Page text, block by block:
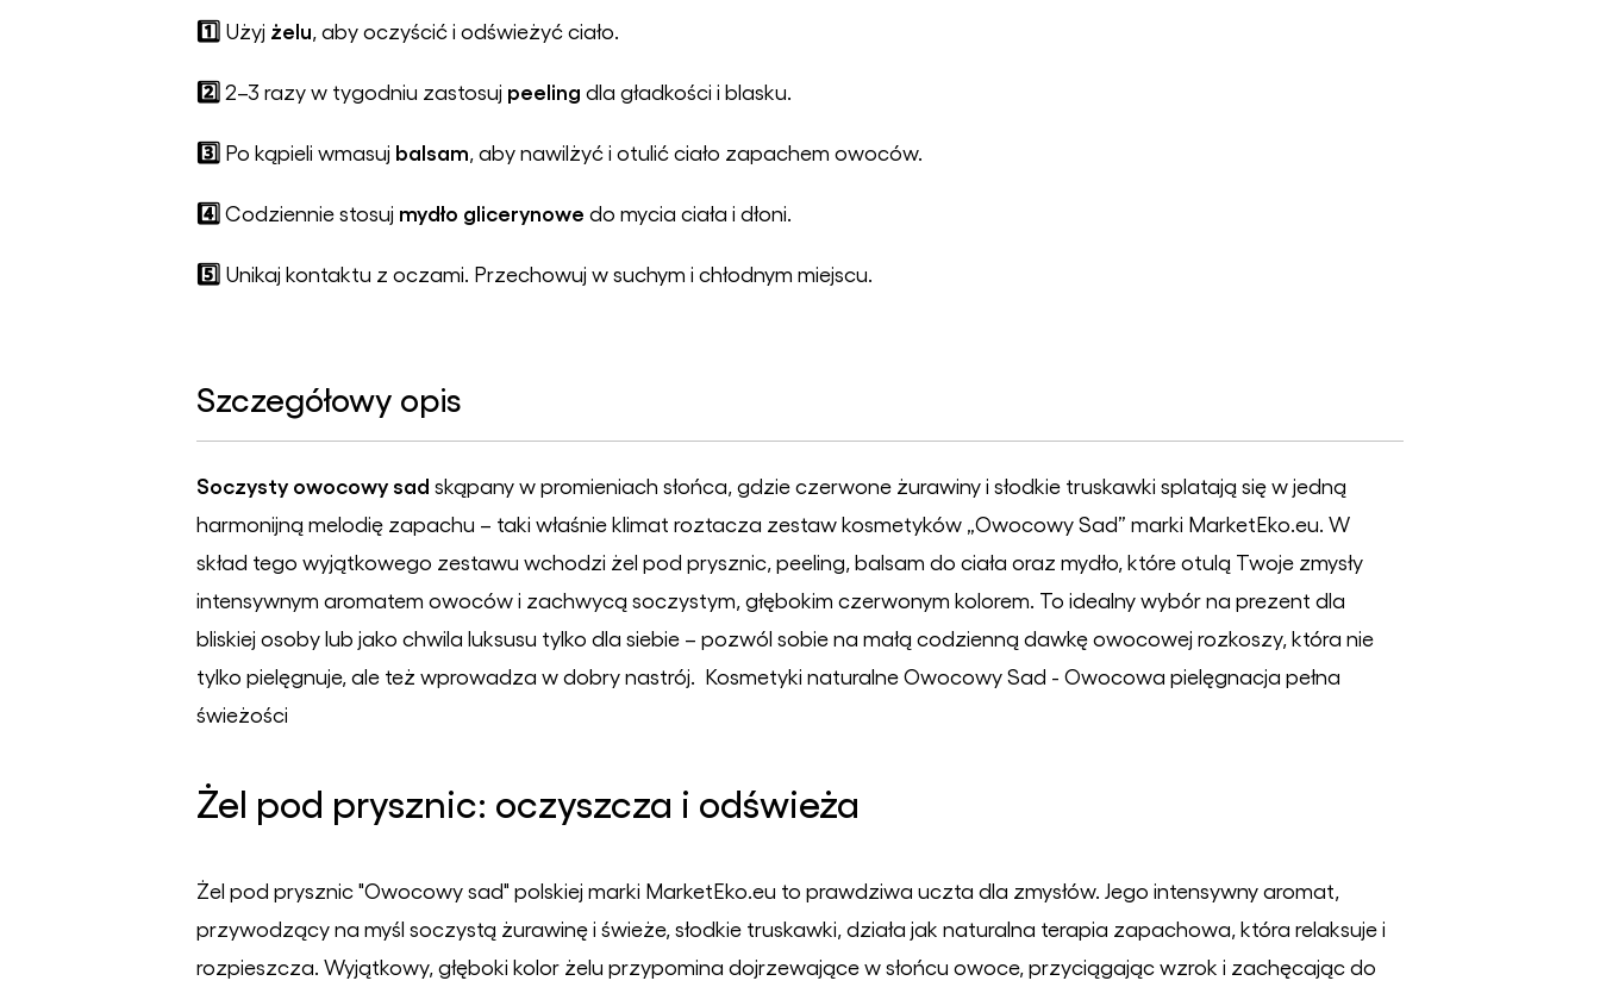
1️⃣ Użyj żelu , aby oczyścić i odświeżyć ciało.
2️⃣2–3 razy w tygodniu zastosuj peeling dla gładkości i blasku.
3️⃣ Po kąpieli wmasuj balsam , aby nawilżyć i otulić ciało zapachem owoców.
4️⃣Codziennie stosuj mydło glicerynowe do mycia ciała i dłoni.
5️⃣ Unikaj kontaktu z oczami. Przechowuj w suchym i chłodnym miejscu.
Szczegółowy opis
Soczysty owocowy sad skąpany w promieniach słońca, gdzie czerwone żurawiny i słodkie truskawki splatają się w jedną
harmonijną melodię zapachu – taki właśnie klimat roztacza zestaw kosmetyków „Owocowy Sad” marki MarketEko.eu. W
skład tego wyjątkowego zestawu wchodzi żel pod prysznic, peeling, balsam do ciała oraz mydło, które otulą Twoje zmysły
intensywnym aromatem owoców i zachwycą soczystym, głębokim czerwonym kolorem. To idealny wybór na prezent dla
bliskiej osoby lub jako chwila luksusu tylko dla siebie – pozwól sobie na małą codzienną dawkę owocowej rozkoszy, która nie
tylko pielęgnuje, ale też wprowadza w dobry nastrój. Kosmetyki naturalne Owocowy Sad - Owocowa pielęgnacja pełna
świeżości
Żel pod prysznic: oczyszcza i odświeża
Żel pod prysznic "Owocowy sad" polskiej marki MarketEko.eu to prawdziwa uczta dla zmysłów. Jego intensywny aromat,
przywodzący na myśl soczystą żurawinę i świeże, słodkie truskawki, działa jak naturalna terapia zapachowa, która relaksuje i
rozpieszcza. Wyjątkowy, głęboki kolor żelu przypomina dojrzewające w słońcu owoce, przyciągając wzrok i zachęcając do